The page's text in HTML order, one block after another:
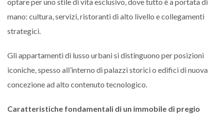
mano: cultura, servizi, ristoranti di alto livello e collegamenti
strategici.
Gli appartamenti di lusso urbani si distinguono per posizioni
iconiche, spesso all’interno di palazzi storici o edifici di nuova
concezione ad alto contenuto tecnologico.
Caratteristiche fondamentali di un immobile di pregio